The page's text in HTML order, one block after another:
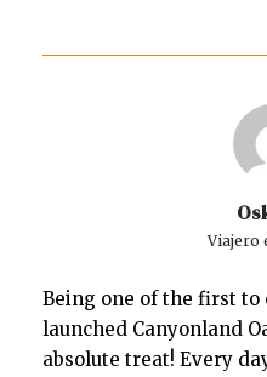
Viajero
Being one of the first
launched Canyonland
absolute treat! Every